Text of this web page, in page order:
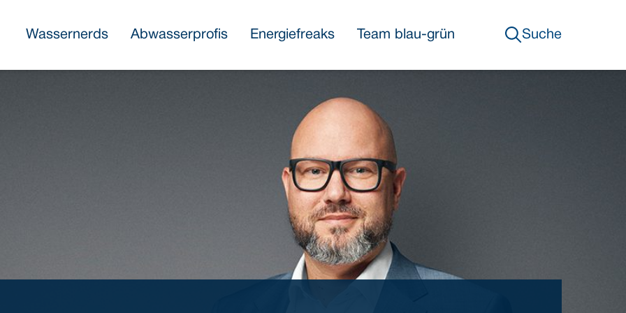
Wassernerds Abwasserprofis Energiefreaks Team blau-grün Suche